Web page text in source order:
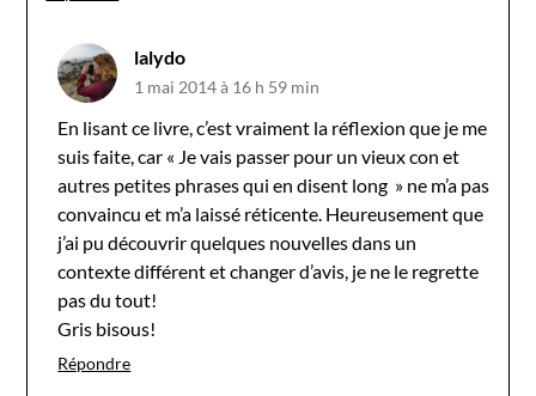
lalydo
1 mai 2014 à 16 h 59 min
En lisant ce livre, c’est vraiment la réflexion que je me
suis faite, car « Je vais passer pour un vieux con et
autres petites phrases qui en disent long » ne m’a pas
convaincu et m’a laissé réticente. Heureusement que
j’ai pu découvrir quelques nouvelles dans un
contexte différent et changer d’avis, je ne le regrette
pas du tout!
Gris bisous!
Répondre